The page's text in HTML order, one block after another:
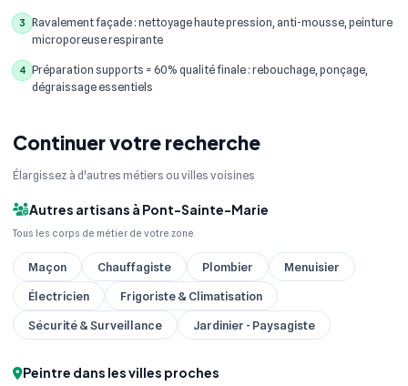
3
Ravalement façade : nettoyage haute pression, anti-mousse, peinture
microporeuse respirante
4 Préparation supports = 60% qualité finale : rebouchage, ponçage,
dégraissage essentiels
Continuer votre recherche
Élargissez à d'autres métiers ou villes voisines
Autres artisans à Pont-Sainte-Marie
Tous les corps de métier de votre zone
Maçon Chauffagiste Plombier
Menuisier
Électricien
Frigoriste & Climatisation
Sécurité & Surveillance
Jardinier - Paysagiste
Peintre dans les villes proches